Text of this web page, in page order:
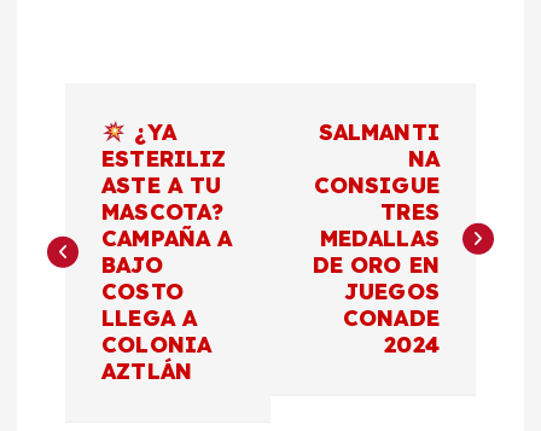
v
e
¿YA
ESTERILIZ
ASTE A TU
MASCOTA?
CAMPAÑA A
BAJO
COSTO
LLEGA A
COLONIA
AZTLÁN
SALMANTI
NA
CONSIGUE
TRES
MEDALLAS
DE ORO EN
JUEGOS
CONADE
2024